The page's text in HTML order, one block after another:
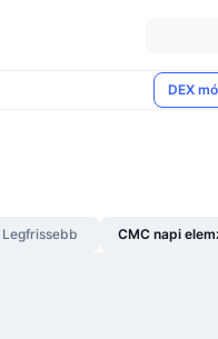
DEX
Legfrissebb CMC napi